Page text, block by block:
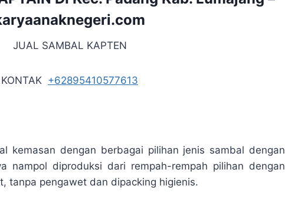
JUAL SAMBAL KAPTEN
KONTAK +62895410577613
kemasan dengan berbagai pilihan jenis sambal dengan
nampol diproduksi dari rempah-rempah pilihan dengan
tanpa pengawet dan dipacking higienis.